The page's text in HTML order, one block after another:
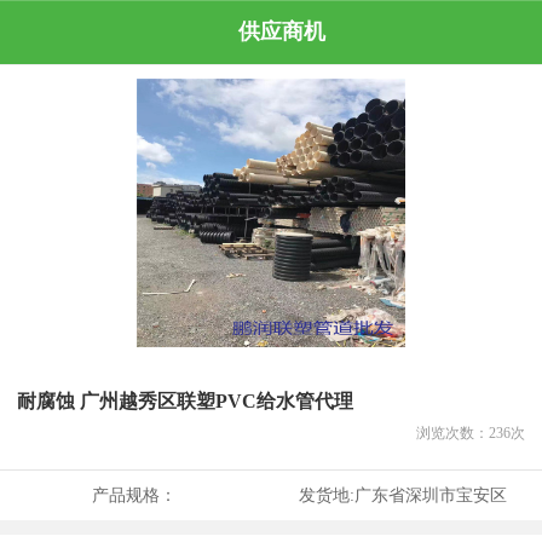
供应商机
耐腐蚀 广州越秀区联塑PVC给水管代理
浏览次数： 236次
产品规格： 发货地:广东省深圳市宝安区